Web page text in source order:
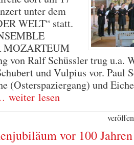
unter dem
WELT“ statt.
MOZARTEUM
von Ralf Schüssler trug u.a.
und Vulpius vor. Paul
(Osterspaziergang) und
weiter lesen
vor 100 Jahren